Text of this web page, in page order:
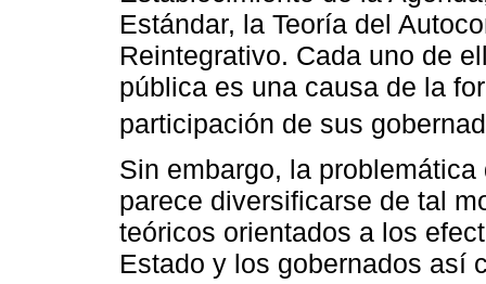
Estándar, la Teoría del
Reintegrativo. Cada uno de
pública es una causa de la
participación de sus
Sin embargo, la
parece diversificarse de tal
teóricos orientados a los
Estado y los gobernados así